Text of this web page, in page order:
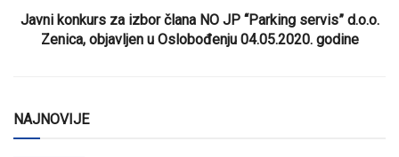
Javni konkurs za izbor člana NO JP “Parking servis” d.o.o.
Zenica, objavljen u Oslobođenju 04.05.2020. godine
NAJNOVIJE